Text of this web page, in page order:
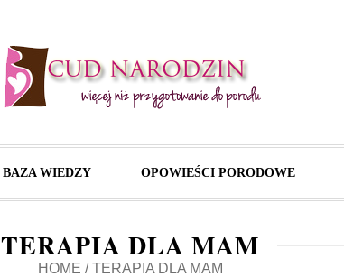
BAZA WIEDZY OPOWIEŚCI PORODOWE
TERAPIA DLA MAM
HOME / TERAPIA DLA MAM